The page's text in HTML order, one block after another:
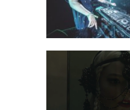
JAUZ VIENT TOUT
LÂCHER UN
D’UNE